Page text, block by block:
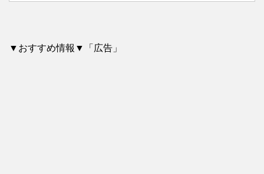
▼おすすめ情報▼「広告」